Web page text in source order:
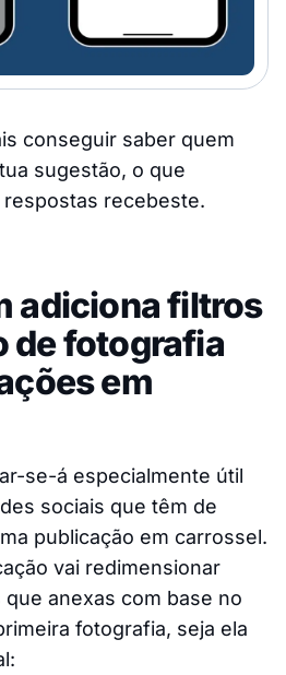
conseguir saber quem
sugestão, o que
recebeste.
adiciona filtros
de fotografia
em
se-á especialmente útil
sociais que têm de
publicação em carrossel.
vai redimensionar
anexas com base no
fotografia, seja ela